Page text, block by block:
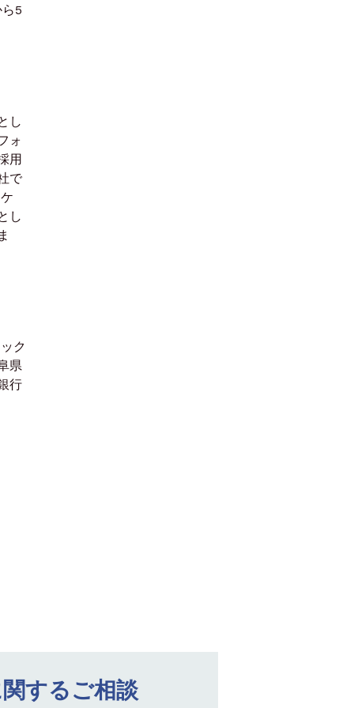
5
し
ォ
用
で
し
ク
県
行
するご相談